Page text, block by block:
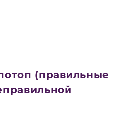
(правильные